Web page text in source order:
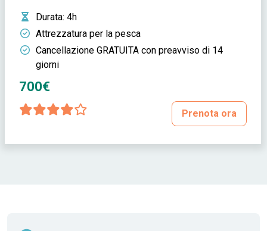
Durata: 4h
Attrezzatura per la pesca
Cancellazione GRATUITA con preavviso di 14
giorni
700€
Prenota ora